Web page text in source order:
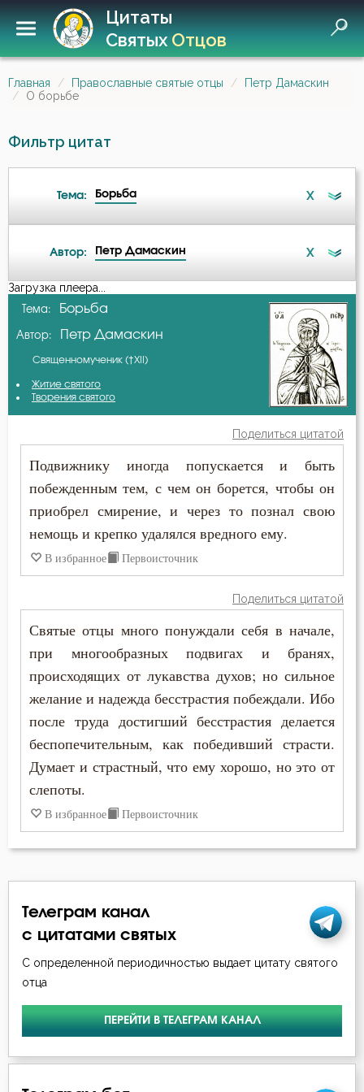
Цитаты
СвятыхОтцов
Главная Православные святые отцы
Петр Дамаскин
О борьбе
Фильтр цитат
Тема: Борьба X
Ангел
Бедность
Безмолвие
Бесстрастие
Благодарность
Благодать
Благочестие
Ближний
Бог
Богатство
Богоугождение
Борьба
Вера
Воздаяние
Воздержание
Воля
Высокомерие
Автор: Петр Дамаскин X
А-я
Авва Дорофей
Авва Филимон
Амвросий Оптинский (Гренков)
Антоний Великий
Василий Великий
Григорий Богослов
Григорий Палама
Ефрем Сирин
Игнатий Брянчанинов
Иоанн Златоуст
Иоанн Карпафский
Иоанн Кассиан Римлянин
Иосиф Оптинский (Литовкин)
Исаак Сирин Ниневийский
Исихий Иерусалимский
Загрузка плеера...
Тема: Борьба
Автор: Петр Дамаскин
Священномученик (†XII)
Житие святого
Творения святого
Поделиться цитатой
Подвижнику иногда попускается и быть
побежденным тем, с чем он борется, чтобы он
приобрел смирение, и через то познал свою
немощь и крепко удалялся вредного ему.
В избранное Первоисточник
Поделиться цитатой
Святые отцы много понуждали себя в начале,
при многообразных подвигах и бранях,
происходящих от лукавства духов; но сильное
желание и надежда бесстрастия побеждали. Ибо
после труда достигший бесстрастия делается
беспопечительным, как победивший страсти.
Думает и страстный, что ему хорошо, но это от
слепоты.
В избранное Первоисточник
Телеграм канал
с цитатами святых
С определенной периодичностью выдает цитату святого
отца
ПЕРЕЙТИ В ТЕЛЕГРАМ КАНАЛ